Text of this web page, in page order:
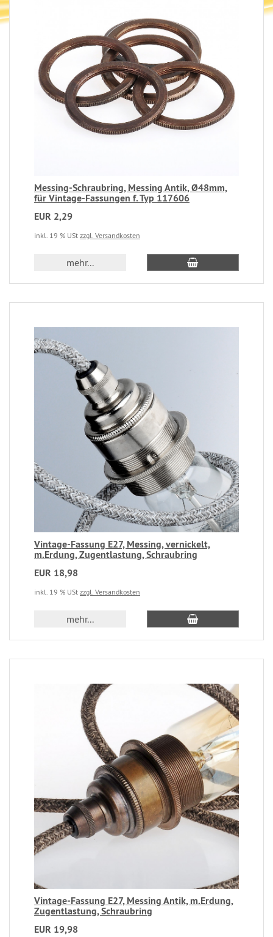
Messing-Schraubring, Messing Antik, Ø48mm,
für Vintage-Fassungen f. Typ 117606
EUR 2,29
inkl. 19 % USt zzgl. Versandkosten
mehr...
Vintage-Fassung E27, Messing, vernickelt,
m.Erdung, Zugentlastung, Schraubring
EUR 18,98
inkl. 19 % USt zzgl. Versandkosten
mehr...
Vintage-Fassung E27, Messing Antik, m.Erdung,
Zugentlastung, Schraubring
EUR 19,98